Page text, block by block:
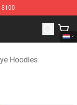
$100
Hoodies